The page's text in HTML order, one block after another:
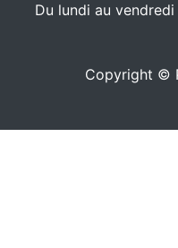
Du lundi au
Copyright ©